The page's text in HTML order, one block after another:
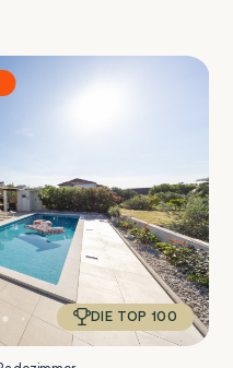
DIE TOP 100